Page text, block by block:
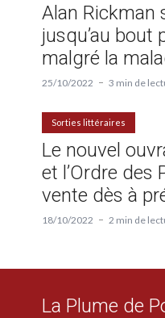
Alan Rickman
jusqu’au bout
malgré la
25/10/2022 3 min de
Sorties littéraires
Le nouvel
et l’Ordre des
vente dès à
18/10/2022 2 min de
La Plume de